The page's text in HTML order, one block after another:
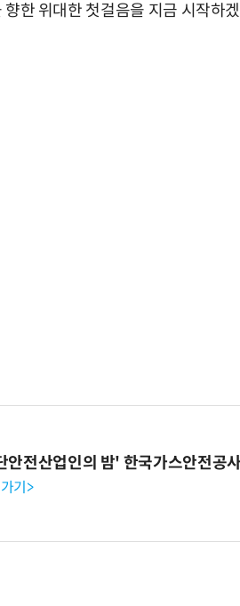
한 위대한 첫걸음을 지금 시작하
전산업인의 밤' 한국가스안전공
기>